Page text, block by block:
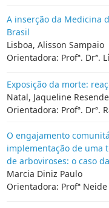
A inserção da Medicina
Brasil
Lisboa, Alisson Sampaio
Orientadora: Profª. Drª.
Exposição da morte:
Natal, Jaqueline
Orientadora: Profª. Drª.
O engajamento
implementação de uma
de arboviroses: o caso
Marcia Diniz Paulo
Orientadora: Profª Neide